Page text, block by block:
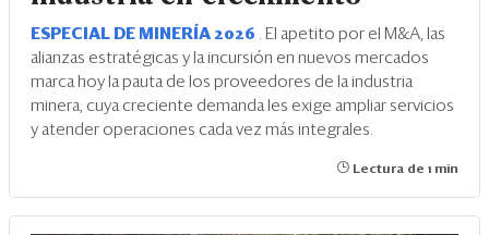
ESPECIAL DE MINERÍA 2026
. El apetito por el M&A, las
alianzas estratégicas y la incursión en nuevos mercados
marca hoy la pauta de los proveedores de la industria
minera, cuya creciente demanda les exige ampliar servicios
y atender operaciones cada vez más integrales.
Lectura de 1 min